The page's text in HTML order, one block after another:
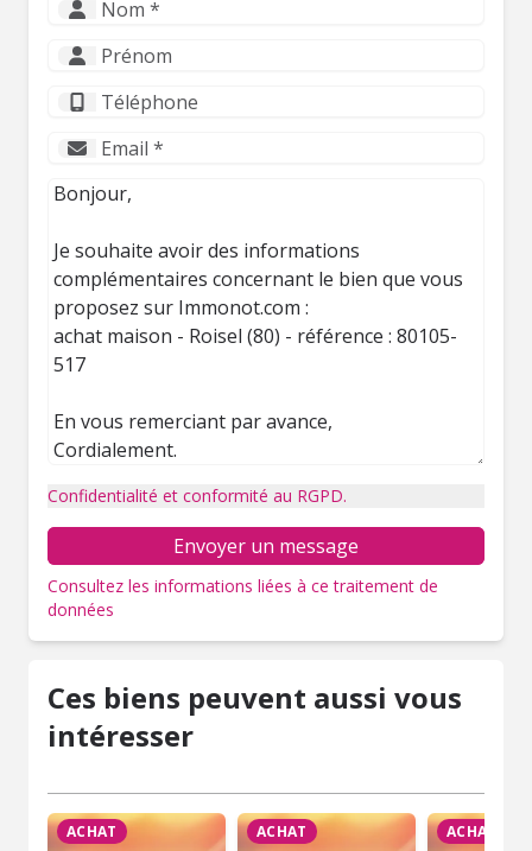
Confidentialité et conformité au RGPD.
Envoyer un message
Consultez les informations liées à ce traitement de
données
Ces biens peuvent aussi vous
intéresser
ACHAT ACHAT ACHAT